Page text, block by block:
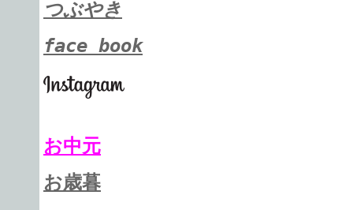
つぶやき
face book
お中元
お歳暮